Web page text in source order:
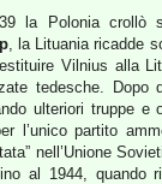
la Polonia crollò
, la Lituania ricadde
Vilnius alla
tedesche.
ulteriori truppe
l’unico partito
nell’Unione
al 1944,